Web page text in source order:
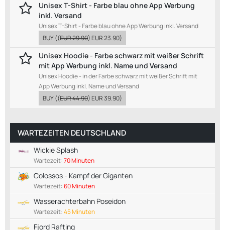
Unisex T-Shirt - Farbe blau ohne App Werbung
inkl. Versand
Unisex T-Shirt - Farbe blau ohne App Werbung inkl. Versand
BUY((EUR 29.90)EUR 23.90)
Unisex Hoodie - Farbe schwarz mit weißer Schrift
mit App Werbung inkl. Name und Versand
Unisex Hoodie - in der Farbe schwarz mit weißer Schrift mit
App Werbung inkl. Name und Versand
BUY((EUR 44.90)EUR 39.90)
WARTEZEITEN DEUTSCHLAND
Wickie Splash
Wartezeit:70 Minuten
Colossos - Kampf der Giganten
Wartezeit:60 Minuten
Wasserachterbahn Poseidon
Wartezeit:45 Minuten
Fjord Rafting